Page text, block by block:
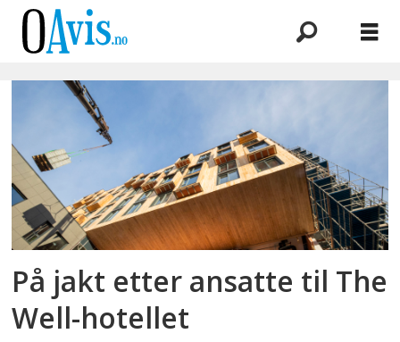
Emne:
rekrutterer
På jakt etter ansatte til The
Well-hotellet